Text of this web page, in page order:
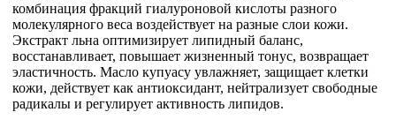
комбинация фракций гиалуроновой кислоты разного
молекулярного веса воздействует на разные слои кожи.
Экстракт льна оптимизирует липидный баланс,
восстанавливает, повышает жизненный тонус, возвращает
эластичность. Масло купуасу увлажняет, защищает клетки
кожи, действует как антиоксидант, нейтрализует свободные
радикалы и регулирует активность липидов.